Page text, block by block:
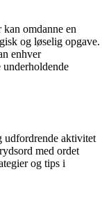
omdanne en
og løselig opgave.
enhver
underholdende
udfordrende aktivitet
med ordet
og tips i